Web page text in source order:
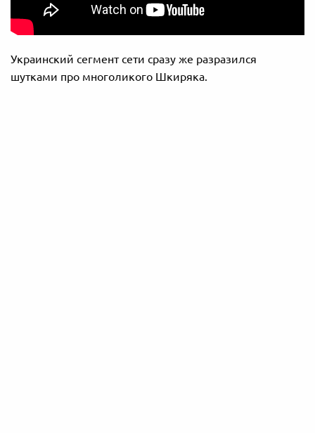
Украинский сегмент сети сразу же разразился
шутками про многоликого Шкиряка.